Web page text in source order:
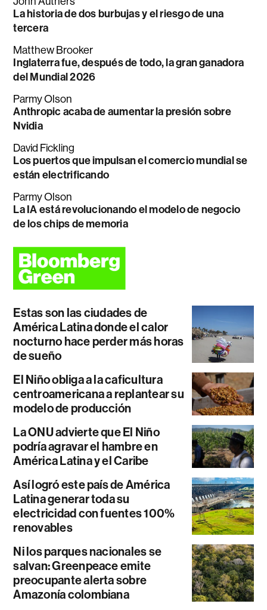
La historia de dos burbujas y el riesgo de una
tercera
Matthew Brooker
Inglaterra fue, después de todo, la gran ganadora
del Mundial 2026
Parmy Olson
Anthropic acaba de aumentar la presión sobre
Nvidia
David Fickling
Los puertos que impulsan el comercio mundial se
están electrificando
Parmy Olson
La IA está revolucionando el modelo de negocio
de los chips de memoria
Estas son las ciudades de
América Latina donde el calor
nocturno hace perder más horas
de sueño
El Niño obliga a la caficultura
centroamericana a replantear su
modelo de producción
La ONU advierte que El Niño
podría agravar el hambre en
América Latina y el Caribe
Así logró este país de América
Latina generar toda su
electricidad con fuentes 100%
renovables
Ni los parques nacionales se
salvan: Greenpeace emite
preocupante alerta sobre
Amazonía colombiana